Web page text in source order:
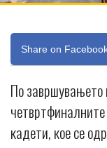
Share on
По завршувањето
четвртфиналните
кадети, кое се